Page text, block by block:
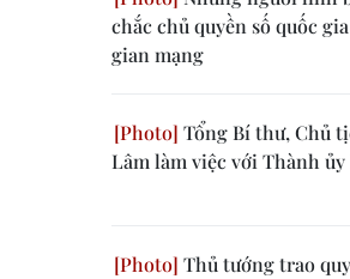
chắc chủ quyền số quốc
gian mạng
Tổng Bí thư, Chủ
Lâm làm việc với Thành ủy
Thủ tướng trao